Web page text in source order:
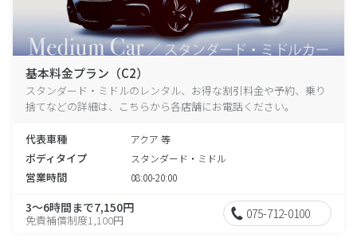
基本料金プラン（C2）
スタンダード・ミドルのレンタル、お得な割引料金や予約、乗り
捨てなどの詳細は、こちらから各店舗にお電話ください。
代表車種 アクア 等
ボディタイプ スタンダード・ミドル
営業時間 08:00-20:00
3～6時間まで7,150円
免責補償制度1,100円 075-712-0100